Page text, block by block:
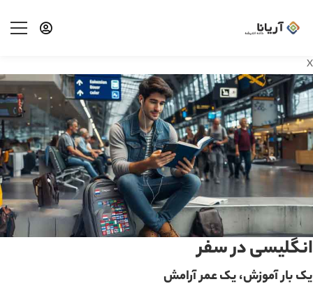
X
انگلیسی در سفر
یک بار آموزش، یک عمر آرامش